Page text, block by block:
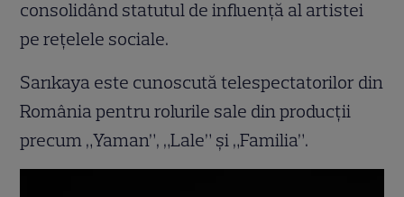
consolidând statutul de influență al artistei
pe rețelele sociale.
Sarıkaya este cunoscută telespectatorilor din
România pentru rolurile sale din producții
precum „Yaman”, „Lale” și „Familia”.